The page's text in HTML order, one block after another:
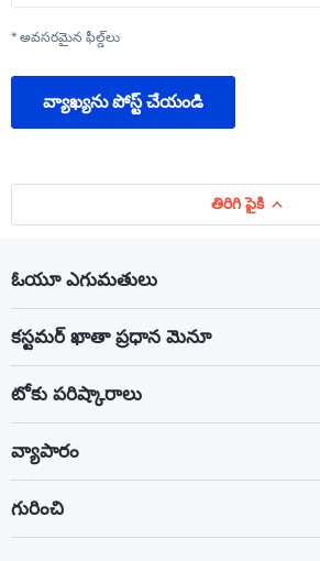
* అవసరమైన ఫీల్డ్‌లు
వ్యాఖ్యను పోస్ట్ చేయండి
తిరిగి పైకి
ఓయూ ఎగుమతులు
కస్టమర్ ఖాతా ప్రధాన మెనూ
టోకు పరిష్కారాలు
వ్యాపారం
గురించి